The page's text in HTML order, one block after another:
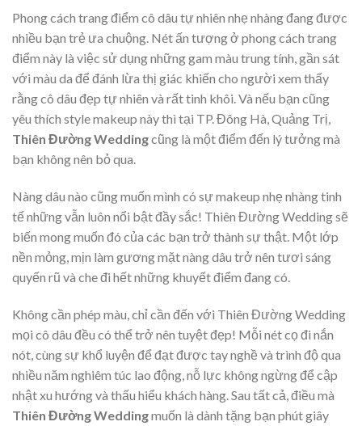
Phong cách trang điểm cô dâu tự nhiên nhẹ nhàng đang được
nhiều bạn trẻ ưa chuộng. Nét ấn tượng ở phong cách trang
điểm này là việc sử dụng những gam màu trung tính, gần sát
với màu da để đánh lừa thị giác khiến cho người xem thấy
rằng cô dâu đẹp tự nhiên và rất tinh khôi. Và nếu bạn cũng
yêu thích style makeup này thì tại TP. Đông Hà, Quảng Trị,
Thiên Đường Weddingcũng là một điểm đến lý tưởng mà
bạn không nên bỏ qua.
Nàng dâu nào cũng muốn mình có sự makeup nhẹ nhàng tinh
tế những vẫn luôn nổi bật đầy sắc! Thiên Đường Wedding sẽ
biến mong muốn đó của các bạn trở thành sự thật. Một lớp
nền mỏng, mịn làm gương mặt nàng dâu trở nên tươi sáng
quyến rũ và che đi hết những khuyết điểm đang có.
Không cần phép màu, chỉ cần đến với Thiên Đường Wedding
mọi cô dâu đều có thể trở nên tuyệt đẹp! Mỗi nét cọ đi nắn
nót, cùng sự khổ luyện để đạt được tay nghề và trình độ qua
nhiều năm nghiêm túc lao động, nỗ lực không ngừng để cập
nhật xu hướng và thấu hiểu khách hàng. Sau tất cả, điều mà
Thiên Đường Weddingmuốn là dành tặng bạn phút giây